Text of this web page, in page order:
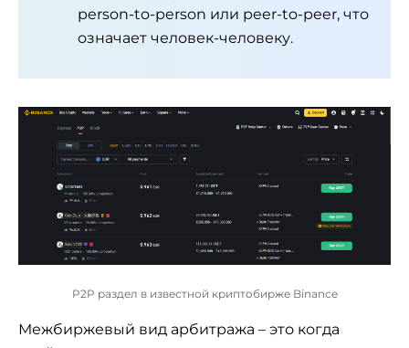
person-to-person или peer-to-peer, что
означает человек-человеку.
P2P раздел в известной криптобирже Binance
Межбиржевый вид арбитража – это когда